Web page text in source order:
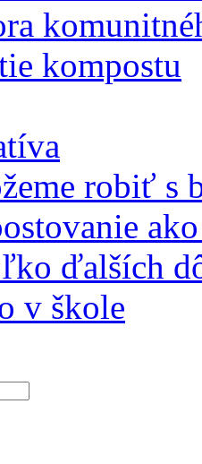
kompostu
robiť s
ďalších
v škole